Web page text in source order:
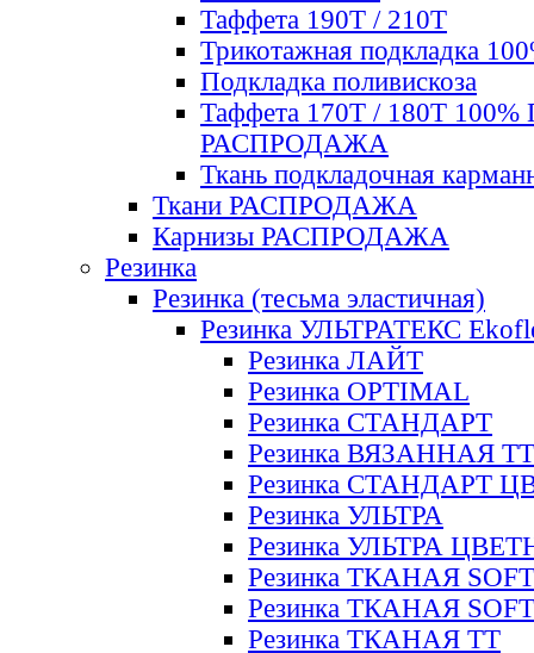
Таффета 190Т / 210Т
Трикотажная подкладка
Подкладка поливискоза
Таффета 170Т / 180Т 100%
РАСПРОДАЖА
Ткань подкладочная
Ткани РАСПРОДАЖА
Карнизы РАСПРОДАЖА
Резинка
Резинка (тесьма эластичная)
Резинка УЛЬТРАТЕКС
Резинка ЛАЙТ
Резинка OPTIMAL
Резинка СТАНДАРТ
Резинка ВЯЗАННАЯ ТТ
Резинка СТАНДАРТ
Резинка УЛЬТРА
Резинка УЛЬТРА
Резинка ТКАНАЯ SOFT
Резинка ТКАНАЯ
Резинка ТКАНАЯ ТТ